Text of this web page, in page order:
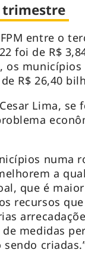
trimestre
entre o
foi de R$
municípios
R$ 26,40
Lima, se
numa
a
que é
recursos
medidas